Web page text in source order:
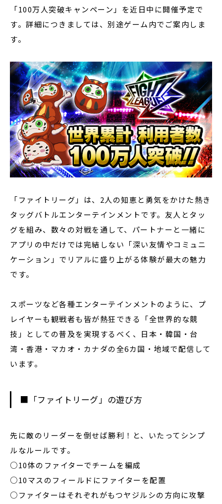
「100万人突破キャンペーン」を近日中に開催予定で
す。詳細につきましては、別途ゲーム内でご案内しま
す。
「ファイトリーグ」は、2人の知恵と勇気をかけた熱き
タッグバトルエンターテインメントです。友人とタッ
グを組み、数々の対戦を通して、パートナーと一緒に
アプリの中だけでは完結しない「深い友情やコミュニ
ケーション」でリアルに盛り上がる体験が最大の魅力
です。
スポーツなど各種エンターテインメントのように、プ
レイヤーも観戦者も皆が熱狂できる「全世界的な競
技」としての普及を実現するべく、日本・韓国・台
湾・香港・マカオ・カナダの全6カ国・地域で配信して
います。
■「ファイトリーグ」の遊び方
先に敵のリーダーを倒せば勝利！と、いたってシンプ
ルなルールです。
○10体のファイターでチームを編成
○10マスのフィールドにファイターを配置
○ファイターはそれぞれがもつヤジルシの方向に攻撃